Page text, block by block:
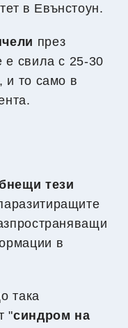
в Евънстоун.
през
е свила с 25-30
и то само в
тези
в
така
"синдром на